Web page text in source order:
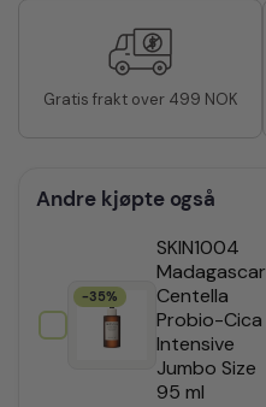
Gratis frakt over 499 NOK
Andre kjøpte også
-35%
SKIN1004
Madagascar
Centella
Probio-Cica
Intensive
Jumbo Size
95 ml